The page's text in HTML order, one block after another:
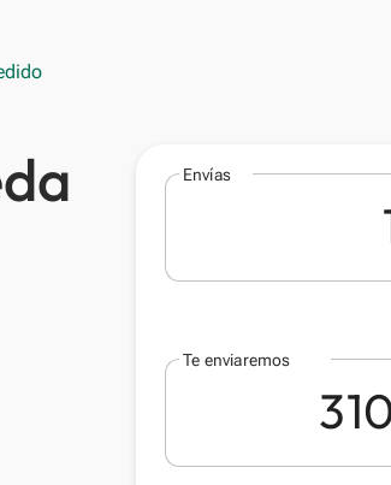
Envías
Te enviaremos